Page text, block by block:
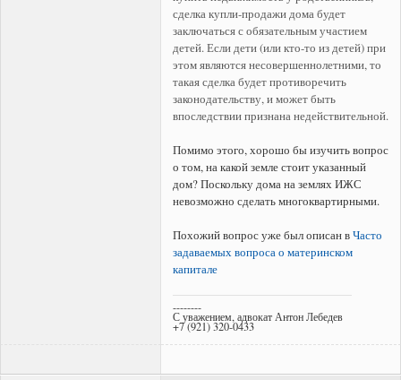
сделка купли-продажи дома будет
заключаться с обязательным участием
детей. Если дети (или кто-то из детей) при
этом являются несовершеннолетними, то
такая сделка будет противоречить
законодательству, и может быть
впоследствии признана недействительной.
Помимо этого, хорошо бы изучить вопрос
о том, на какой земле стоит указанный
дом? Поскольку дома на землях ИЖС
невозможно сделать многоквартирными.
Похожий вопрос уже был описан вЧасто
задаваемых вопроса о материнском
капитале
--------
С уважением, адвокат Антон Лебедев
+7 (921) 320-0433